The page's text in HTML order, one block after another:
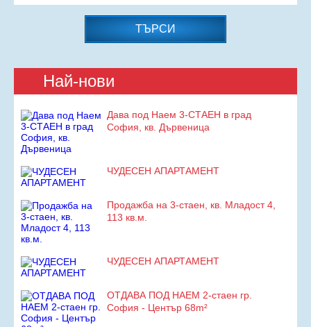
ТЪРСИ
Най-нови
Дава под Наем 3-СТАЕН в град
София, кв. Дървеница
ЧУДЕСЕН АПАРТАМЕНТ
Продажба на 3-стаен, кв. Младост 4,
113 кв.м.
ЧУДЕСЕН АПАРТАМЕНТ
ОТДАВА ПОД НАЕМ 2-стаен гр.
София - Център 68m²